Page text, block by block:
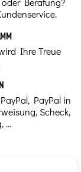
Ihre Treue
PayPal in
Scheck,
...